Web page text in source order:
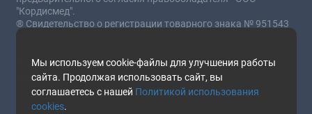
Мы используем cookie-файлы для улучшения работы
сайта. Продолжая использовать сайт, вы
соглашаетесь с нашей Политикой использования
cookies.
"Кордисмед".
® Свидетельство о регистрации товарного знака № 951543
от 03.07.2023
* Сайт носит информационный характер и не
является публичной офертой.
Стоимость товаров и услуг зависит от комплектации,
текущего курса валют и прочих факторов.